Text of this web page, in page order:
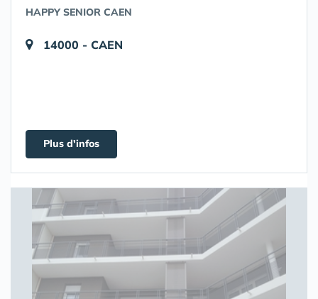
HAPPY SENIOR CAEN
14000 - CAEN
Plus d'infos